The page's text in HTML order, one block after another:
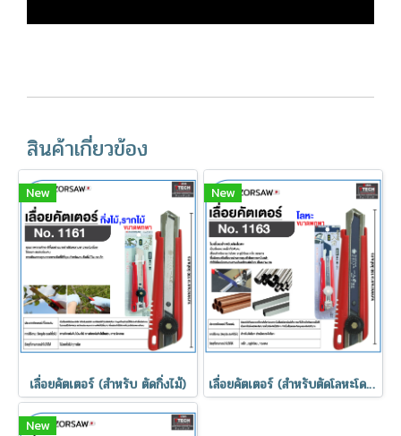
สินค้าเกี่ยวข้อง
New
เลื่อยคัตเตอร์ (สำหรับ ตัดกิ่งไม้)
New
เลื่อยคัตเตอร์ (สำหรับตัดโลหะโดยเฉพาะ)
New